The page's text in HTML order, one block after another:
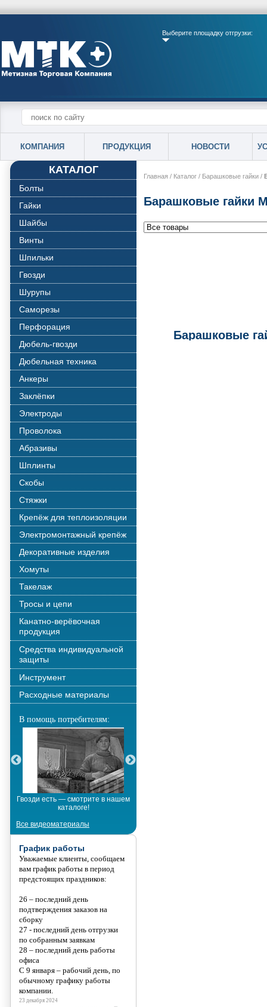
Выберите площадку отгрузки:
КОМПАНИЯ ПРОДУКЦИЯ НОВОСТИ
КАТАЛОГ
Болты
Гайки
Шайбы
Винты
Шпильки
Гвозди
Шурупы
Саморезы
Перфорация
Дюбель-гвозди
Дюбельная техника
Анкеры
Заклёпки
Электроды
Проволока
Абразивы
Шплинты
Скобы
Стяжки
Крепёж для теплоизоляции
Электромонтажный крепёж
Декоративные изделия
Хомуты
Такелаж
Тросы и цепи
Канатно-верёвочная
продукция
Средства индивидуальной
защиты
Инструмент
Расходные материалы
В помощь потребителям:
Гвозди есть — смотрите в нашем
каталоге!
Все видеоматериалы
График работы
Уважаемые клиенты, сообщаем
вам график работы в период
предстоящих праздников:
26 – последний день
подтверждения заказов на
сборку
27 - последний день отгрузки
по собранным заявкам
28 – последний день работы
офиса
С 9 января – рабочий день, по
обычному графику работы
компании.
23 декабря 2024
Главная / Каталог / Барашковые гайки /
Барашковые гайки
Барашковые